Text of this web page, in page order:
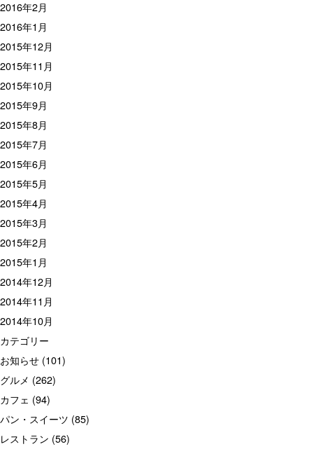
2016年2月
2016年1月
2015年12月
2015年11月
2015年10月
2015年9月
2015年8月
2015年7月
2015年6月
2015年5月
2015年4月
2015年3月
2015年2月
2015年1月
2014年12月
2014年11月
2014年10月
カテゴリー
お知らせ (101)
グルメ (262)
カフェ (94)
パン・スイーツ (85)
レストラン (56)